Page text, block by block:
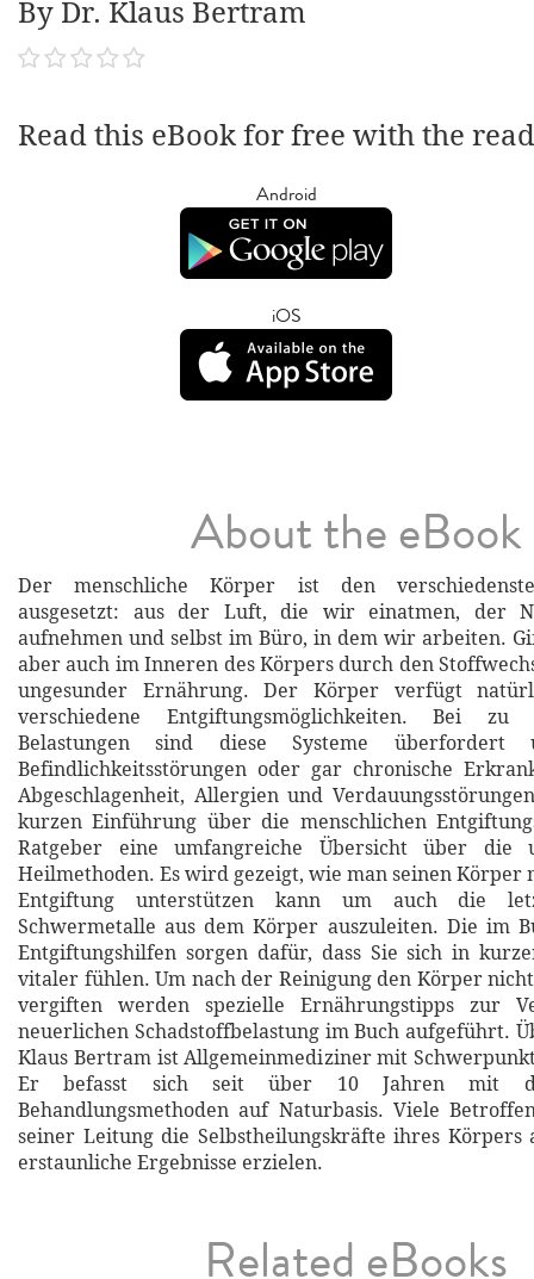
By Dr. Klaus Bertram
Read this eBook for free with the
Android
iOS
About the eBook
Der menschliche Körper ist den
ausgesetzt: aus der Luft, die wir einatmen, der
aufnehmen und selbst im Büro, in dem wir arbeiten.
aber auch im Inneren des Körpers durch den
ungesunder Ernährung. Der Körper verfügt
verschiedene Entgiftungsmöglichkeiten. Bei zu
Belastungen sind diese Systeme
Befindlichkeitsstörungen oder gar chronische
Abgeschlagenheit, Allergien und
kurzen Einführung über die menschlichen
Ratgeber eine umfangreiche Übersicht über die
Heilmethoden. Es wird gezeigt, wie man seinen Körper
Entgiftung unterstützen kann um auch die
Schwermetalle aus dem Körper auszuleiten. Die im
Entgiftungshilfen sorgen dafür, dass Sie sich in
vitaler fühlen. Um nach der Reinigung den Körper
vergiften werden spezielle Ernährungstipps zur
neuerlichen Schadstoffbelastung im Buch aufgeführt.
Klaus Bertram ist Allgemeinmediziner mit
Er befasst sich seit über 10 Jahren mit
Behandlungsmethoden auf Naturbasis. Viele
seiner Leitung die Selbstheilungskräfte ihres Körpers
erstaunliche Ergebnisse erzielen.
Related eBooks